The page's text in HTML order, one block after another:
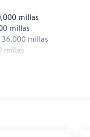
millas
millas
millas
millas